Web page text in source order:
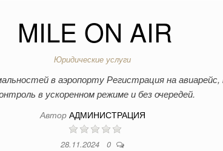
MILE ON AIR
Юридические услуги
в аэропорту Регистрация на
в ускоренном режиме и без очередей.
Автор АДМИНИСТРАЦИЯ
28.11.2024 0